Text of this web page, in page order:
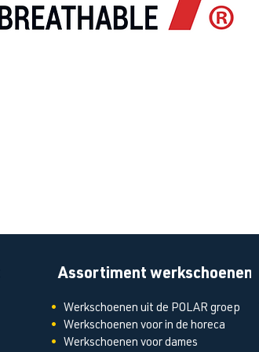
Assortiment werkschoenen
• Werkschoenen uit de POLAR groep
• Werkschoenen voor in de horeca
• Werkschoenen voor dames